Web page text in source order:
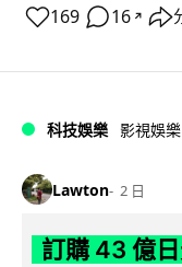
169 16 ↗
科技娛樂 影視娛樂
Lawton 2 日
訂購 43 億